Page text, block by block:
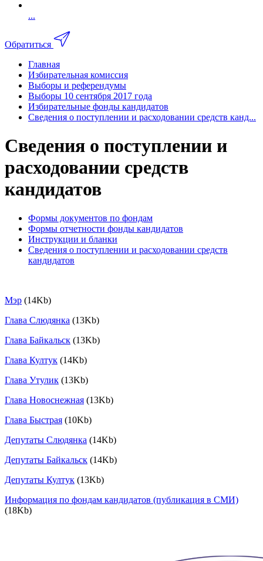
...
Обратиться
Главная
Избирательная комиссия
Выборы и референдумы
Выборы 10 сентября 2017 года
Избирательные фонды кандидатов
Сведения о поступлении и расходовании средств канд...
Сведения о поступлении и
расходовании средств
кандидатов
Формы документов по фондам
Формы отчетности фонды кандидатов
Инструкции и бланки
Сведения о поступлении и расходовании средств
кандидатов
Мэр (14Kb)
Глава Слюдянка (13Kb)
Глава Байкальск (13Kb)
Глава Култук (14Kb)
Глава Утулик (13Kb)
Глава Новоснежная (13Kb)
Глава Быстрая (10Kb)
Депутаты Слюдянка (14Kb)
Депутаты Байкальск (14Kb)
Депутаты Култук (13Kb)
Информация по фондам кандидатов (публикация в СМИ)
(18Kb)